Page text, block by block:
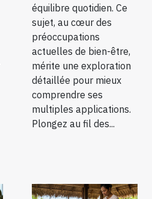
équilibre quotidien. Ce
sujet, au cœur des
préoccupations
actuelles de bien-être,
mérite une exploration
détaillée pour mieux
comprendre ses
multiples applications.
Plongez au fil des...